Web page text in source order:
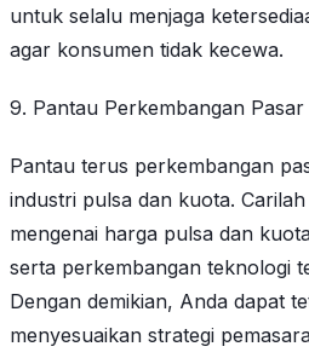
untuk selalu menjaga
agar konsumen tidak kecewa.
9. Pantau Perkembangan Pasar
Pantau terus perkembangan
industri pulsa dan kuota.
mengenai harga pulsa dan
serta perkembangan teknologi
Dengan demikian, Anda dapat
menyesuaikan strategi